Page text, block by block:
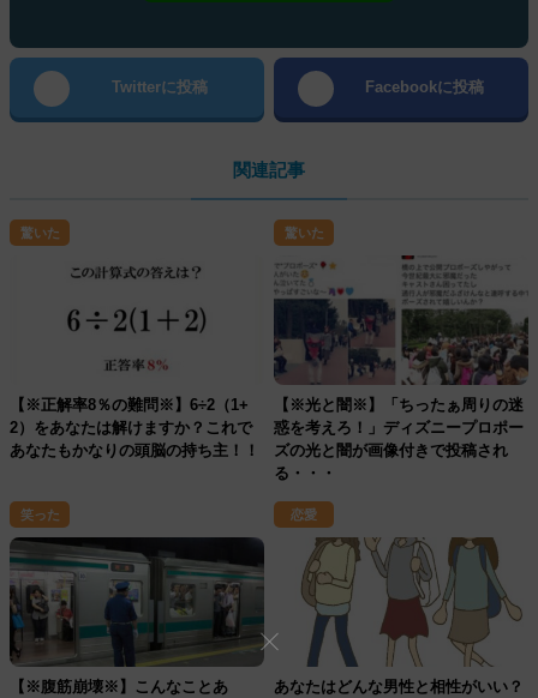
Twitterに投稿 Facebookに投稿
関連記事
驚いた
【※正解率8％の難問※】6÷2（1+
2）をあなたは解けますか？これで
あなたもかなりの頭脳の持ち主！！
驚いた
【※光と闇※】「ちったぁ周りの迷
惑を考えろ！」ディズニープロポー
ズの光と闇が画像付きで投稿され
る・・・
笑った
【※腹筋崩壊※】こんなことあ
恋愛
あなたはどんな男性と相性がいい？